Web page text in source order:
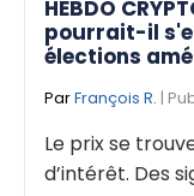
HEBDO
pourrait-il
élections
ParFrançois R. |
Le prix se
d’intérêt. Des